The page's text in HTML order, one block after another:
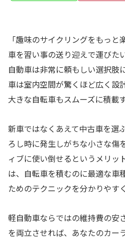
「趣味のサイクリングをもっ
車を習い事の送り迎えで運びた
自動車は非常に頼もしい選択肢
車は室内空間が驚くほど広く設
大きな自転車もスムーズに積載
新車ではなくあえて中古車を選
ろし時に発生しがちな小さな傷
ィブに使い倒せるというメリッ
は、自転車を積むのに最適な車
ためのテクニックを分かりやす
軽自動車ならではの維持費の安
を両立させれば、あなたのカー